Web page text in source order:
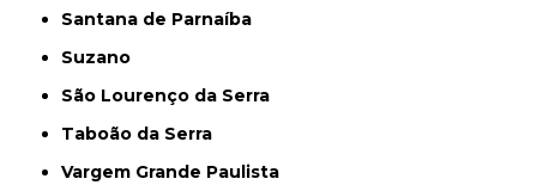
Santana de Parnaíba
Suzano
São Lourenço da Serra
Taboão da Serra
Vargem Grande Paulista